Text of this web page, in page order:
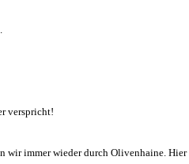
verspricht!
wir immer wieder durch Olivenhaine.